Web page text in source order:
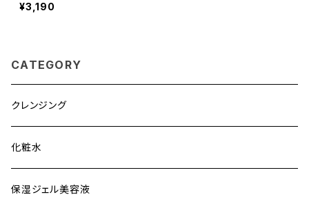
¥3,190
CATEGORY
クレンジング
化粧水
保湿ジェル美容液